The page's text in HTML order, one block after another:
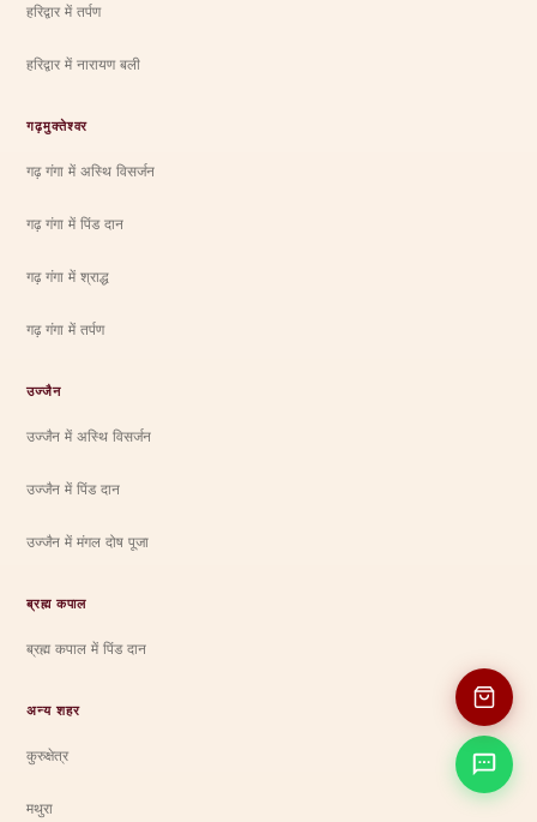
हरिद्वार में तर्पण
हरिद्वार में नारायण बली
गढ़मुक्तेश्वर
गढ़ गंगा में अस्थि विसर्जन
गढ़ गंगा में पिंड दान
गढ़ गंगा में श्राद्ध
गढ़ गंगा में तर्पण
उज्जैन
उज्जैन में अस्थि विसर्जन
उज्जैन में पिंड दान
उज्जैन में मंगल दोष पूजा
ब्रह्म कपाल
ब्रह्म कपाल में पिंड दान
अन्य शहर
कुरुक्षेत्र
मथुरा